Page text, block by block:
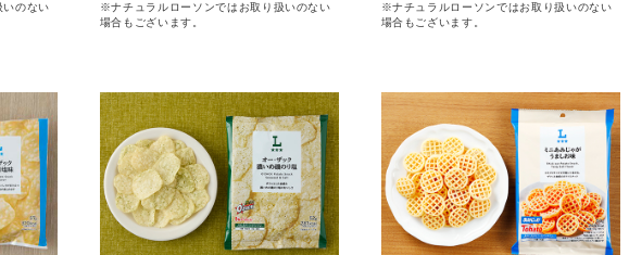
のない
※ナチュラルローソンではお取り扱いのない
場合もございます。
※ナチュラルローソンではお取り扱いのない
場合もございます。